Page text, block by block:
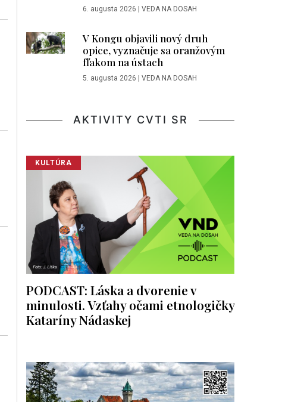
6. augusta 2026 | VEDA NA DOSAH
V Kongu objavili nový druh
opice, vyznačuje sa oranžovým
fľakom na ústach
5. augusta 2026 | VEDA NA DOSAH
AKTIVITY CVTI SR
KULTÚRA
PODCAST: Láska a dvorenie v
minulosti. Vzťahy očami etnologičky
Kataríny Nádaskej